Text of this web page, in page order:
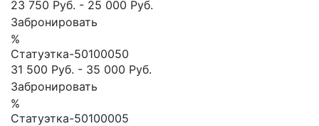
23 750 Руб. - 25 000 Руб.
Забронировать
%
Статуэтка-50100050
31 500 Руб. - 35 000 Руб.
Забронировать
%
Статуэтка-50100005